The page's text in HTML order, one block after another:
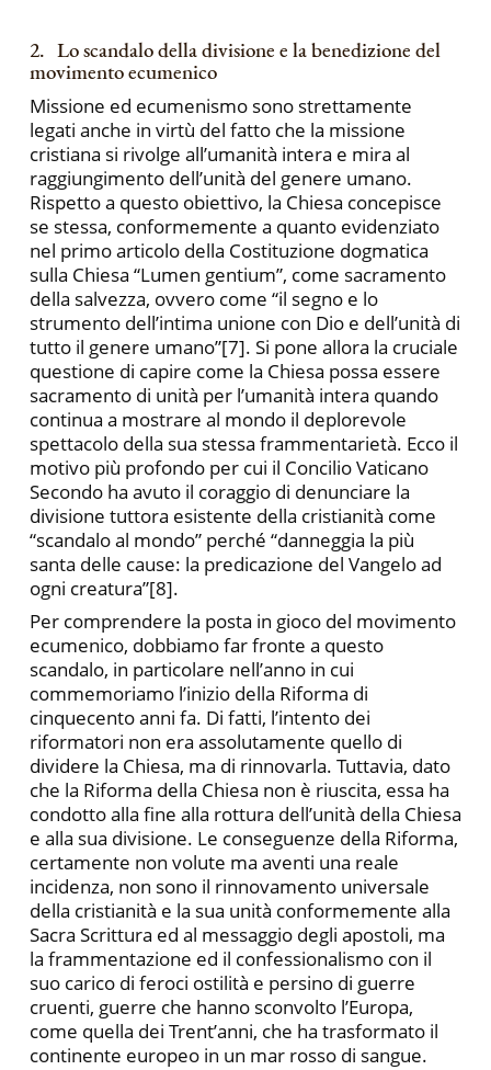
2. Lo scandalo della divisione e la benedizione del
movimento ecumenico
Missione ed ecumenismo sono strettamente
legati anche in virtù del fatto che la missione
cristiana si rivolge all’umanità intera e mira al
raggiungimento dell’unità del genere umano.
Rispetto a questo obiettivo, la Chiesa concepisce
se stessa, conformemente a quanto evidenziato
nel primo articolo della Costituzione dogmatica
sulla Chiesa “Lumen gentium”, come sacramento
della salvezza, ovvero come “il segno e lo
strumento dell’intima unione con Dio e dell’unità di
tutto il genere umano”[7]. Si pone allora la cruciale
questione di capire come la Chiesa possa essere
sacramento di unità per l’umanità intera quando
continua a mostrare al mondo il deplorevole
spettacolo della sua stessa frammentarietà. Ecco il
motivo più profondo per cui il Concilio Vaticano
Secondo ha avuto il coraggio di denunciare la
divisione tuttora esistente della cristianità come
“scandalo al mondo” perché “danneggia la più
santa delle cause: la predicazione del Vangelo ad
ogni creatura”[8].
Per comprendere la posta in gioco del movimento
ecumenico, dobbiamo far fronte a questo
scandalo, in particolare nell’anno in cui
commemoriamo l’inizio della Riforma di
cinquecento anni fa. Di fatti, l’intento dei
riformatori non era assolutamente quello di
dividere la Chiesa, ma di rinnovarla. Tuttavia, dato
che la Riforma della Chiesa non è riuscita, essa ha
condotto alla fine alla rottura dell’unità della Chiesa
e alla sua divisione. Le conseguenze della Riforma,
certamente non volute ma aventi una reale
incidenza, non sono il rinnovamento universale
della cristianità e la sua unità conformemente alla
Sacra Scrittura ed al messaggio degli apostoli, ma
la frammentazione ed il confessionalismo con il
suo carico di feroci ostilità e persino di guerre
cruenti, guerre che hanno sconvolto l’Europa,
come quella dei Trent’anni, che ha trasformato il
continente europeo in un mar rosso di sangue.